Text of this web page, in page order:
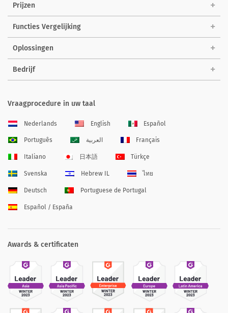
Prijzen
Functies Vergelijking
Oplossingen
Bedrijf
Vraagprocedure in uw taal
Nederlands English Español
Português العربية Français
Italiano 日本語 Türkçe
Svenska Hebrew IL ไทย
Deutsch Portuguese de Portugal
Español / España
Awards & certificaten